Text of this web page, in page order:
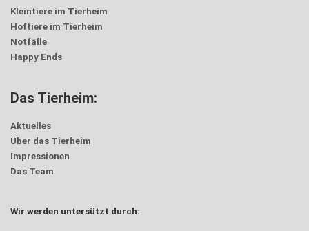
Kleintiere im Tierheim
Hoftiere im Tierheim
Notfälle
Happy Ends
Das Tierheim:
Aktuelles
Über das Tierheim
Impressionen
Das Team
Wir werden untersützt durch: